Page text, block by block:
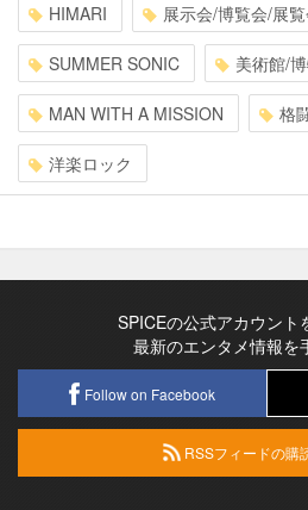
HIMARI 展示会/博覧会/展
SUMMER SONIC 美術館/
MAN WITH A MISSION 格
洋楽ロック
SPICEの公式アカウント
最新のエンタメ情報を
Follow on Facebook
RSSフィードの購